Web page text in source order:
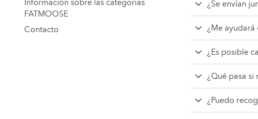
Información sobre las categorías
FATMOOSE
Contacto
¿Se envían
¿Me
¿Es posible
¿Qué pasa si
¿Puedo